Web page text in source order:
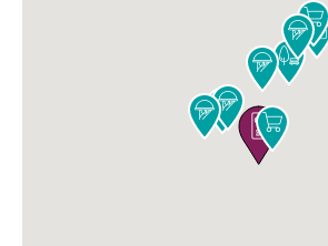









